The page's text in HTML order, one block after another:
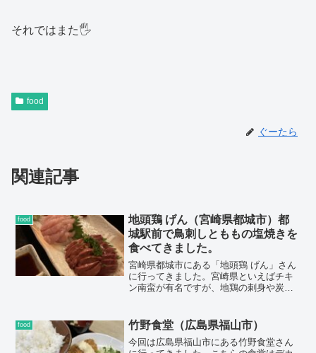
それではまた🖐️
food
ぐーたら
関連記事
food
地頭鶏 げん（宮崎県都城市）都
城駅前で鳥刺しとももの塩焼きを
食べてきました。
宮崎県都城市にある「地頭鶏 げん」さん
に行ってきました。宮崎県といえばチキ
ン南蛮が有名ですが、地鶏の刺身や炭焼
チョイスしました。
food 竹野食堂（広島県福山市）
今回は広島県福山市にある竹野食堂さん